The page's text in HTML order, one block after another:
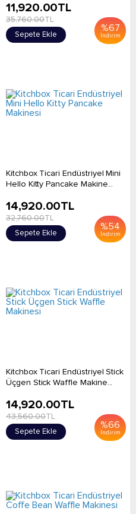
%67
İndirim
11,920.00TL
35,760.00TL
Sepete Ekle
Kitchbox Ticari Endüstriyel Mini
Hello Kitty Pancake Makine...
%54
İndirim
14,920.00TL
32,760.00TL
Sepete Ekle
Kitchbox Ticari Endüstriyel Stick
Üçgen Stick Waffle Makine...
%66
İndirim
14,920.00TL
43,560.00TL
Sepete Ekle